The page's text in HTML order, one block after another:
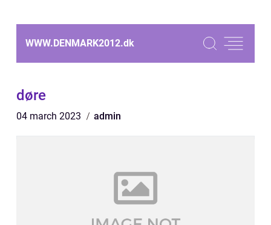
WWW.DENMARK2012.dk
døre
04 march 2023 admin